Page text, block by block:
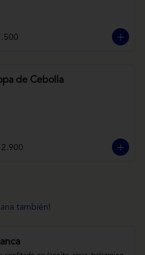
de Cebolla
también!